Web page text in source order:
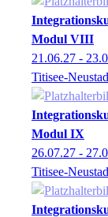
Modul VIII
21.06.27 -
Titisee-
Modul IX
26.07.27 -
Titisee-